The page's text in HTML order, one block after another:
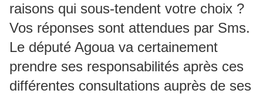
raisons qui sous-tendent votre choix ?
Vos réponses sont attendues par Sms.
Le député Agoua va certainement
prendre ses responsabilités après ces
différentes consultations auprès de ses